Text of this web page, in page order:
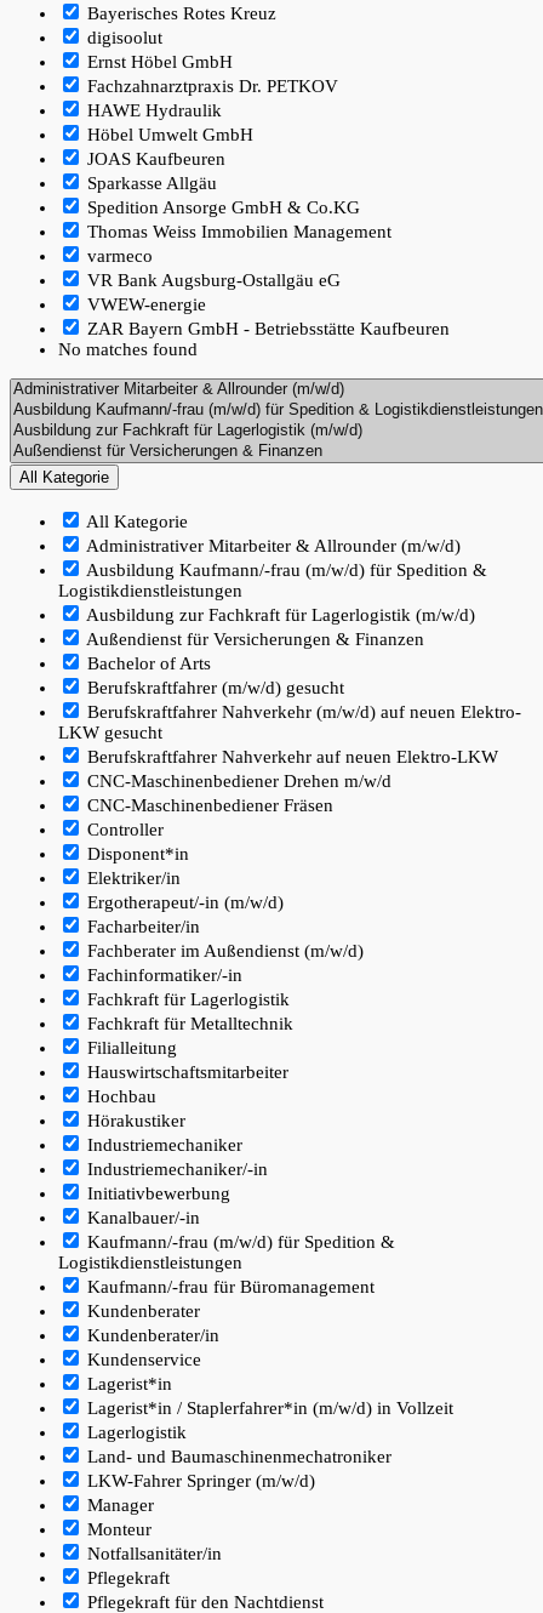
Bayerisches Rotes Kreuz
digisoolut
Ernst Höbel GmbH
Fachzahnarztpraxis Dr. PETKOV
HAWE Hydraulik
Höbel Umwelt GmbH
JOAS Kaufbeuren
Sparkasse Allgäu
Spedition Ansorge GmbH & Co.KG
Thomas Weiss Immobilien Management
varmeco
VR Bank Augsburg-Ostallgäu eG
VWEW-energie
ZAR Bayern GmbH - Betriebsstätte Kaufbeuren
No matches found
All Kategorie
All Kategorie
Administrativer Mitarbeiter & Allrounder (m/w/d)
Ausbildung Kaufmann/-frau (m/w/d) für Spedition &
Logistikdienstleistungen
Ausbildung zur Fachkraft für Lagerlogistik (m/w/d)
Außendienst für Versicherungen & Finanzen
Bachelor of Arts
Berufskraftfahrer (m/w/d) gesucht
Berufskraftfahrer Nahverkehr (m/w/d) auf neuen Elektro-
LKW gesucht
Berufskraftfahrer Nahverkehr auf neuen Elektro-LKW
CNC-Maschinenbediener Drehen m/w/d
CNC-Maschinenbediener Fräsen
Controller
Disponent*in
Elektriker/in
Ergotherapeut/-in (m/w/d)
Facharbeiter/in
Fachberater im Außendienst (m/w/d)
Fachinformatiker/-in
Fachkraft für Lagerlogistik
Fachkraft für Metalltechnik
Filialleitung
Hauswirtschaftsmitarbeiter
Hochbau
Hörakustiker
Industriemechaniker
Industriemechaniker/-in
Initiativbewerbung
Kanalbauer/-in
Kaufmann/-frau (m/w/d) für Spedition &
Logistikdienstleistungen
Kaufmann/-frau für Büromanagement
Kundenberater
Kundenberater/in
Kundenservice
Lagerist*in
Lagerist*in / Staplerfahrer*in (m/w/d) in Vollzeit
Lagerlogistik
Land- und Baumaschinenmechatroniker
LKW-Fahrer Springer (m/w/d)
Manager
Monteur
Notfallsanitäter/in
Pflegekraft
Pflegekraft für den Nachtdienst